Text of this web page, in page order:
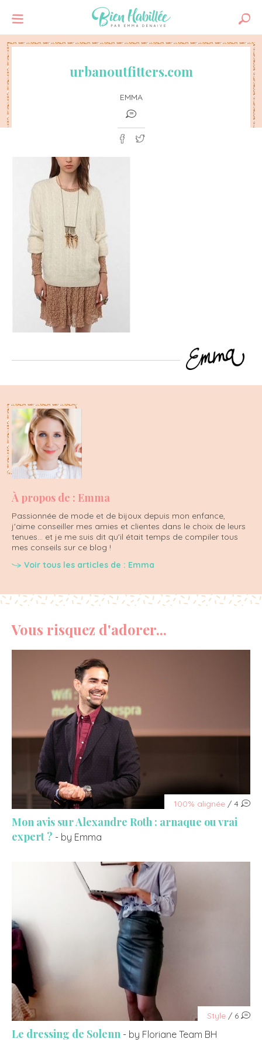
urbanoutfitters.com
EMMA
À propos de : Emma
Passionnée de mode et de bijoux depuis mon enfance,
j'aime conseiller mes amies et clientes dans le choix de leurs
tenues... et je me suis dit qu'il était temps de compiler tous
mes conseils sur ce blog !
Voir tous les articles de : Emma
Vous risquez d'adorer...
100% alignée / 4
Mon avis sur Alexandre Roth : arnaque ou vrai
expert ? - by Emma
Style / 6
Le dressing de Solenn - by Floriane Team BH